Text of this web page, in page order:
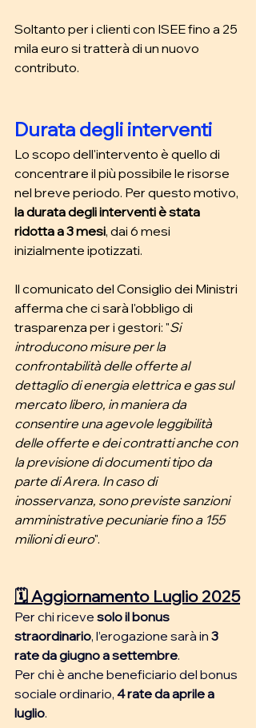
Soltanto per i clienti con ISEE fino a 25
mila euro si tratterà di un nuovo
contributo.
Durata degli interventi
Lo scopo dell'intervento è quello di
concentrare il più possibile le risorse
nel breve periodo. Per questo motivo,
la durata degli interventi è stata
ridotta a 3 mesi, dai 6 mesi
inizialmente ipotizzati.
Il comunicato del Consiglio dei Ministri
afferma che ci sarà l'obbligo di
trasparenza per i gestori: "Si
introducono misure per la
confrontabilità delle offerte al
dettaglio di energia elettrica e gas sul
mercato libero, in maniera da
consentire una agevole leggibilità
delle offerte e dei contratti anche con
la previsione di documenti tipo da
parte di Arera. In caso di
inosservanza, sono previste sanzioni
amministrative pecuniarie fino a 155
milioni di euro".
🗓 Aggiornamento Luglio 2025
Per chi riceve solo il bonus
straordinario, l’erogazione sarà in 3
rate da giugno a settembre.
Per chi è anche beneficiario del bonus
sociale ordinario, 4 rate da aprile a
luglio.